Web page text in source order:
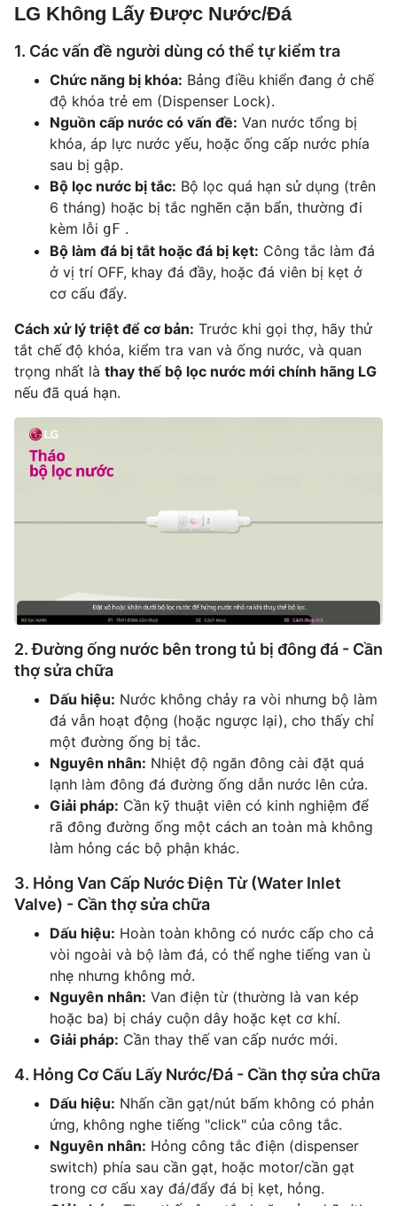
LG Không Lấy Được Nước/Đá
1. Các vấn đề người dùng có thể tự kiểm tra
Chức năng bị khóa: Bảng điều khiển đang ở chế
độ khóa trẻ em (Dispenser Lock).
Nguồn cấp nước có vấn đề: Van nước tổng bị
khóa, áp lực nước yếu, hoặc ống cấp nước phía
sau bị gập.
Bộ lọc nước bị tắc: Bộ lọc quá hạn sử dụng (trên
6 tháng) hoặc bị tắc nghẽn cặn bẩn, thường đi
kèm lỗi gF .
Bộ làm đá bị tắt hoặc đá bị kẹt: Công tắc làm đá
ở vị trí OFF, khay đá đầy, hoặc đá viên bị kẹt ở
cơ cấu đẩy.
Cách xử lý triệt để cơ bản: Trước khi gọi thợ, hãy thử
tắt chế độ khóa, kiểm tra van và ống nước, và quan
trọng nhất là thay thế bộ lọc nước mới chính hãng LG
nếu đã quá hạn.
2. Đường ống nước bên trong tủ bị đông đá - Cần
thợ sửa chữa
Dấu hiệu: Nước không chảy ra vòi nhưng bộ làm
đá vẫn hoạt động (hoặc ngược lại), cho thấy chỉ
một đường ống bị tắc.
Nguyên nhân: Nhiệt độ ngăn đông cài đặt quá
lạnh làm đông đá đường ống dẫn nước lên cửa.
Giải pháp: Cần kỹ thuật viên có kinh nghiệm để
rã đông đường ống một cách an toàn mà không
làm hỏng các bộ phận khác.
3. Hỏng Van Cấp Nước Điện Từ (Water Inlet
Valve) - Cần thợ sửa chữa
Dấu hiệu: Hoàn toàn không có nước cấp cho cả
vòi ngoài và bộ làm đá, có thể nghe tiếng van ù
nhẹ nhưng không mở.
Nguyên nhân: Van điện từ (thường là van kép
hoặc ba) bị cháy cuộn dây hoặc kẹt cơ khí.
Giải pháp: Cần thay thế van cấp nước mới.
4. Hỏng Cơ Cấu Lấy Nước/Đá - Cần thợ sửa chữa
Dấu hiệu: Nhấn cần gạt/nút bấm không có phản
ứng, không nghe tiếng "click" của công tắc.
Nguyên nhân: Hỏng công tắc điện (dispenser
switch) phía sau cần gạt, hoặc motor/cần gạt
trong cơ cấu xay đá/đẩy đá bị kẹt, hỏng.